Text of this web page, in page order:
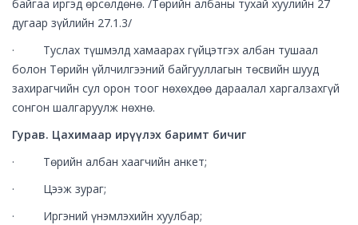
байгаа иргэд өрсөлдөнө. /Төрийн албаны тухай хуулийн 27
дугаар зүйлийн 27.1.3/
· Туслах түшмэлд хамаарах гүйцэтгэх албан тушаал
болон Төрийн үйлчилгээний байгууллагын төсвийн шууд
захирагчийн сул орон тоог нөхөхдөө дараалал харгалзахгүй
сонгон шалгаруулж нөхнө.
Гурав. Цахимаар ирүүлэх баримт бичиг
· Төрийн албан хаагчийн анкет;
· Цээж зураг;
· Иргэний үнэмлэхийн хуулбар;